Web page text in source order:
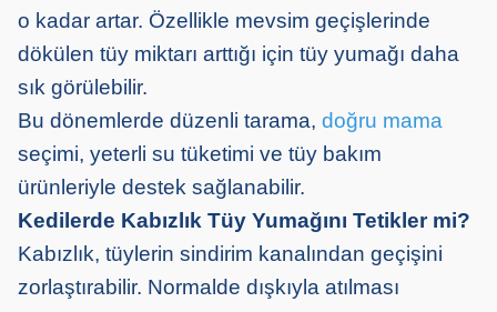
o kadar artar. Özellikle mevsim geçişlerinde
dökülen tüy miktarı arttığı için tüy yumağı daha
sık görülebilir.
Bu dönemlerde düzenli tarama, doğru mama
seçimi, yeterli su tüketimi ve tüy bakım
ürünleriyle destek sağlanabilir.
Kedilerde Kabızlık Tüy Yumağını Tetikler mi?
Kabızlık, tüylerin sindirim kanalından geçişini
zorlaştırabilir. Normalde dışkıyla atılması